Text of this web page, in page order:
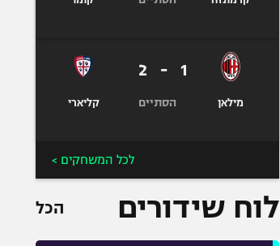
מילאן
1
-
2
הסתיים קליארי
לכל המשחקים >
לוח שידורים הכל